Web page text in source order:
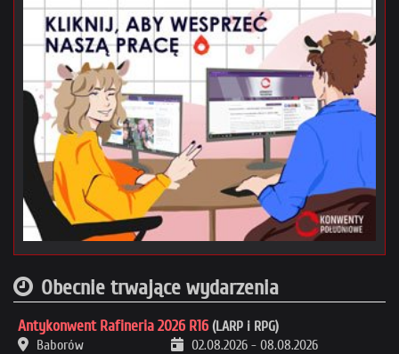
Obecnie trwające wydarzenia
Antykonwent Rafineria 2026 R16 (LARP i RPG)
Baborów
02.08.2026 - 08.08.2026